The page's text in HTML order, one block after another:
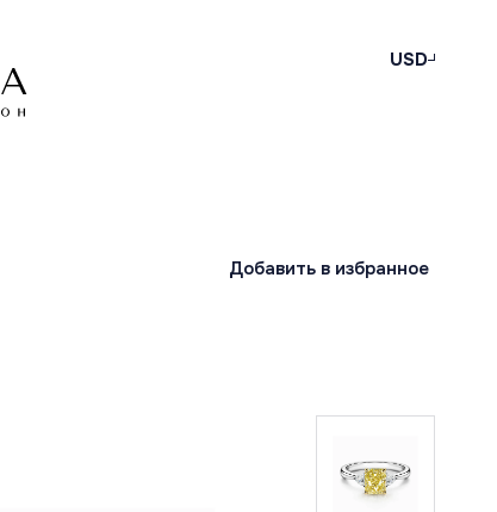
USD
Добавить в избранное